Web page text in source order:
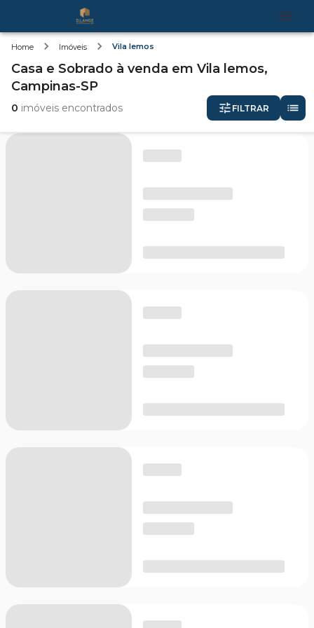
Home Imóveis Vila lemos
Casa e Sobrado à venda em Vila lemos,
Campinas-SP
0 imóveis encontrados FILTRAR